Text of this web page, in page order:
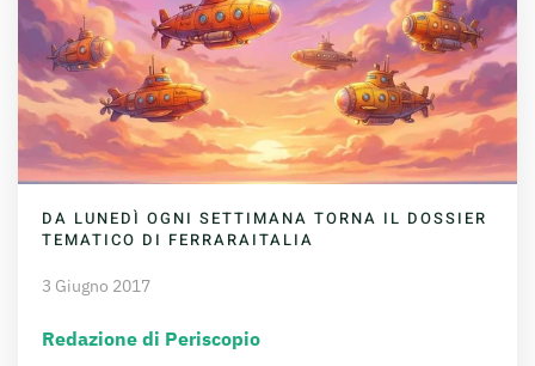
DA LUNEDÌ OGNI SETTIMANA TORNA IL DOSSIER
TEMATICO DI FERRARAITALIA
3 Giugno 2017
Redazione di Periscopio